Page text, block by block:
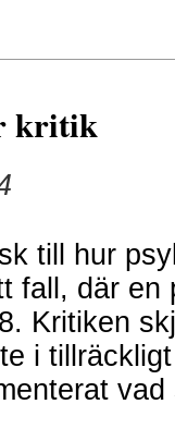
kritik
till hur
fall, där en
Kritiken
i